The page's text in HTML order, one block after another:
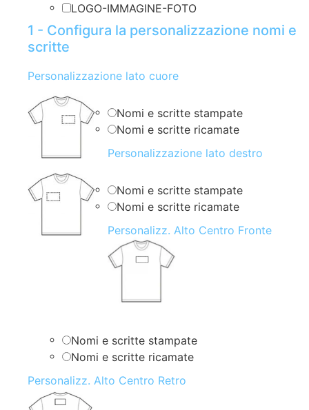
LOGO-IMMAGINE-FOTO
1 - Configura la personalizzazione nomi e
scritte
Personalizzazione lato cuore
Nomi e scritte stampate
Nomi e scritte ricamate
Personalizzazione lato destro
Nomi e scritte stampate
Nomi e scritte ricamate
Personalizz. Alto Centro Fronte
Nomi e scritte stampate
Nomi e scritte ricamate
Personalizz. Alto Centro Retro